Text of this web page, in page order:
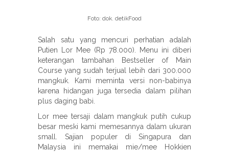
Foto: dok. detikFood
Salah satu yang mencuri perhatian adalah
Putien Lor Mee (Rp 78.000). Menu ini diberi
keterangan tambahan Bestseller of Main
Course yang sudah terjual lebih dari 300.000
mangkuk. Kami meminta versi non-babinya
karena hidangan juga tersedia dalam pilihan
plus daging babi.
Lor mee tersaji dalam mangkuk putih cukup
besar meski kami memesannya dalam ukuran
small. Sajian populer di Singapura dan
Malaysia ini memakai mie/mee Hokkien